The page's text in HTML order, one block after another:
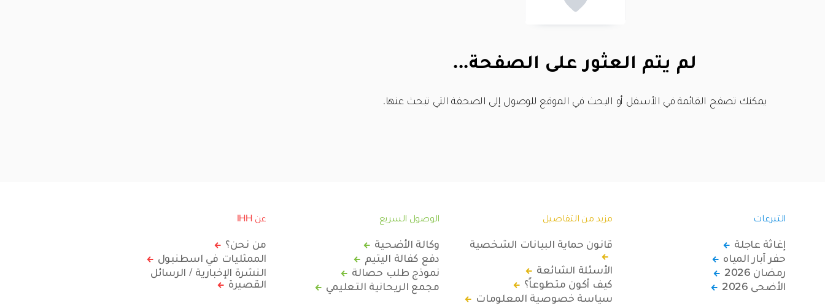
لم يتم العثور على الصفحة...
يمكنك تصفح القائمة في الأسفل أو البحث في الموقع للوصول إلى الصحفة التي تبحث عنها.
التبرعات
إغاثة عاجلة
حفر آبار المياه
رمضان 2026
الأضحى 2026
مزيد من التفاصيل
قانون حماية البيانات الشخصية
الأسئلة الشائعة
كيف أكون متطوعاً؟
سياسة خصوصية المعلومات
الوصول السريع
وكالة الأضحية
دفع كفالة اليتيم
نموذج طلب حصالة
مجمع الريحانية التعليمي
عن IHH
من نحن؟
الممثليات في اسطنبول
النشرة الإخبارية / الرسائل
القصيرة